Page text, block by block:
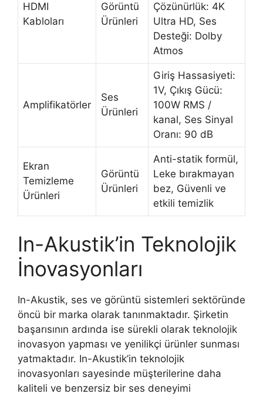
HDMI
Kabloları
Görüntü
Ürünleri
Çözünürlük: 4K
Ultra HD, Ses
Desteği: Dolby
Atmos
Amplifikatörler
Ses
Ürünleri
Giriş Hassasiyeti:
1V, Çıkış Gücü:
100W RMS /
kanal, Ses Sinyal
Oranı: 90 dB
Ekran
Temizleme
Ürünleri
Görüntü
Ürünleri
Anti-statik formül,
Leke bırakmayan
bez, Güvenli ve
etkili temizlik
In-Akustik’in Teknolojik
İnovasyonları
In-Akustik, ses ve görüntü sistemleri sektöründe
öncü bir marka olarak tanınmaktadır. Şirketin
başarısının ardında ise sürekli olarak teknolojik
inovasyon yapması ve yenilikçi ürünler sunması
yatmaktadır. In-Akustik’in teknolojik
inovasyonları sayesinde müşterilerine daha
kaliteli ve benzersiz bir ses deneyimi